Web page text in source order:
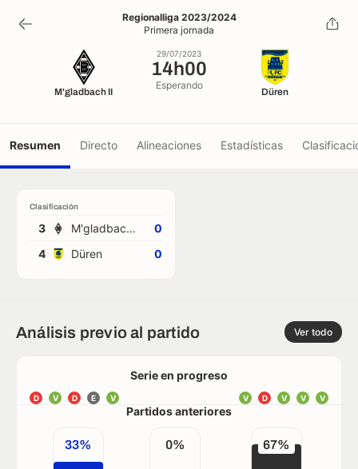
14h00
29/07/2023
Regionalliga 2023/2024
Primera jornada
M'gladbach II
29/07/2023
14h00
Esperando
Düren
Resumen Directo Alineaciones Estadísticas
Clasificación
3 M'gladbach II
0
4
Düren 0
Análisis previo al partido Ver todo
Serie en progreso
D V D E V V
V
V
D
V
Partidos anteriores
33% 0% 67%